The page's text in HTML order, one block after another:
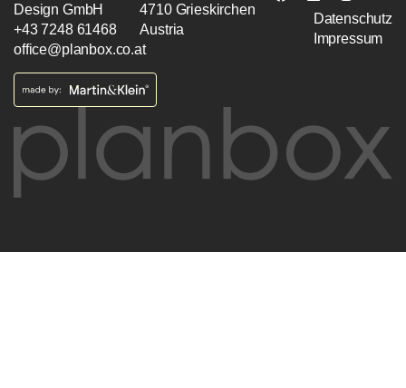
Design GmbH
+43 7248 61468
office@planbox.co.at
4710 Grieskirchen
Austria
Datenschutz
Impressum